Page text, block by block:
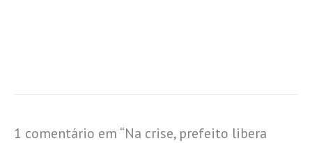
1 comentário em “Na crise, prefeito libera